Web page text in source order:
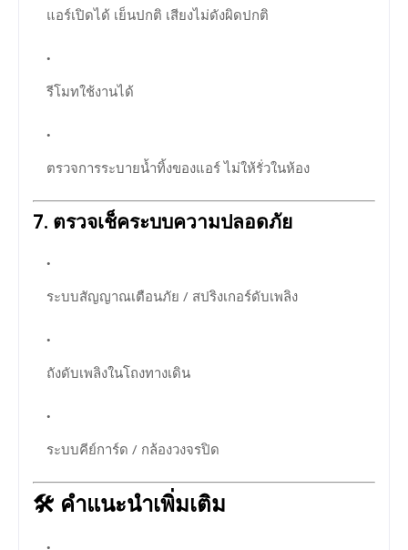
แอร์เปิดได้ เย็นปกติ เสียงไม่ดังผิดปกติ
รีโมทใช้งานได้
ตรวจการระบายน้ำทิ้งของแอร์ ไม่ให้รั่วในห้อง
7. ตรวจเช็คระบบความปลอดภัย
ระบบสัญญาณเตือนภัย / สปริงเกอร์ดับเพลิง
ถังดับเพลิงในโถงทางเดิน
ระบบคีย์การ์ด / กล้องวงจรปิด
🛠️ คำแนะนำเพิ่มเติม